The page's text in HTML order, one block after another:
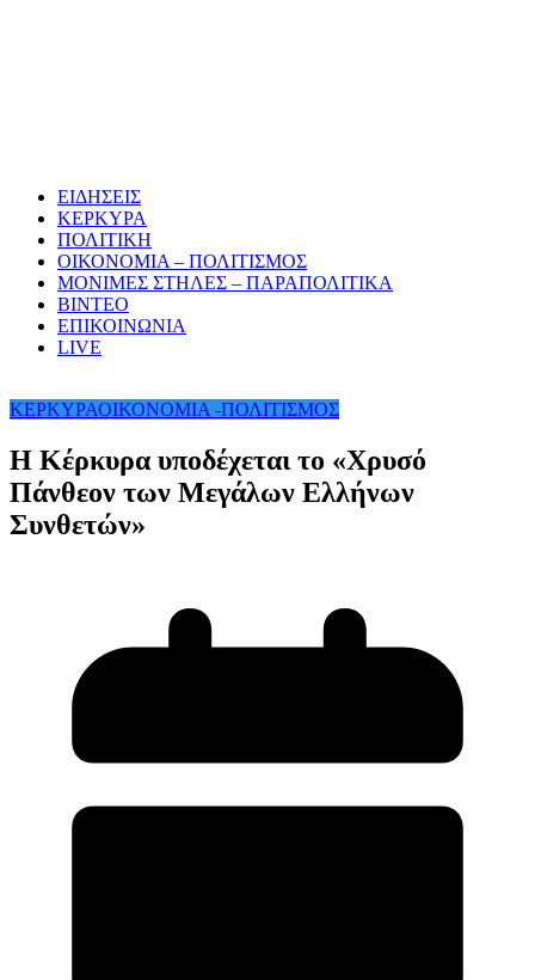
ΕΙΔΗΣΕΙΣ
ΚΕΡΚΥΡΑ
ΠΟΛΙΤΙΚΗ
ΟΙΚΟΝΟΜΙΑ – ΠΟΛΙΤΙΣΜΟΣ
ΜΟΝΙΜΕΣ ΣΤΗΛΕΣ – ΠΑΡΑΠΟΛΙΤΙΚΑ
ΒΙΝΤΕΟ
ΕΠΙΚΟΙΝΩΝΙΑ
LIVE
ΚΕΡΚΥΡΑΟΙΚΟΝΟΜΙΑ -ΠΟΛΙΤΙΣΜΟΣ
Η Κέρκυρα υποδέχεται το «Χρυσό
Πάνθεον των Μεγάλων Ελλήνων
Συνθετών»